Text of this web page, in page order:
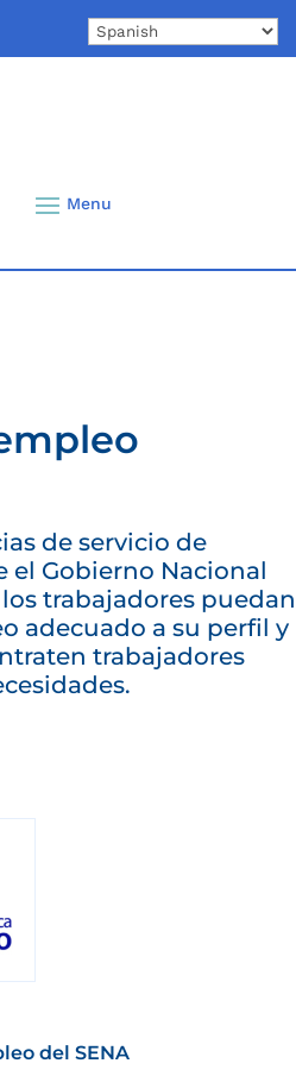
de servicio de
Gobierno Nacional
trabajadores puedan
adecuado a su perfil y
trabajadores
del SENA